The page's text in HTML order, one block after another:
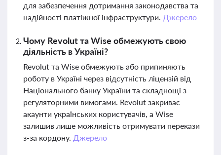
для забезпечення дотримання законодавства та
надійності платіжної інфраструктури. Джерело
Чому Revolut та Wise обмежують свою
діяльність в Україні?
Revolut та Wise обмежують або припиняють
роботу в Україні через відсутність ліцензій від
Національного банку України та складнощі з
регуляторними вимогами. Revolut закриває
акаунти українських користувачів, а Wise
залишив лише можливість отримувати перекази
з-за кордону. Джерело